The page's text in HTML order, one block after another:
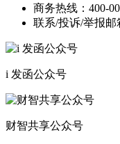
商务热线： 400-
联系/投诉/举报邮
i 发函公众号
财智共享公众号